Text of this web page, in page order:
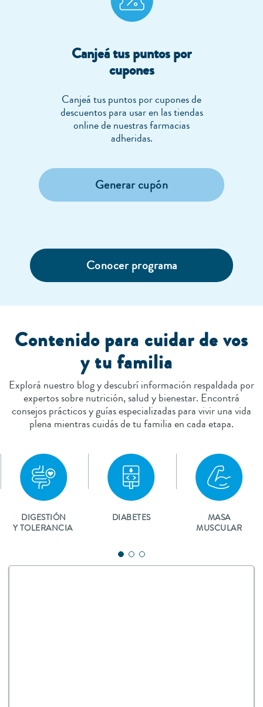
Canjeá tus puntos por
cupones
Canjeá tus puntos por cupones de
descuentos para usar en las tiendas
online de nuestras farmacias
adheridas.
Generar cupón
Conocer programa
Contenido para cuidar de vos
y tu familia
Explorá nuestro blog y descubrí información respaldada por
expertos sobre nutrición, salud y bienestar. Encontrá
consejos prácticos y guías especializadas para vivir una vida
plena mientras cuidás de tu familia en cada etapa.
DIGESTIÓN
Y TOLERANCIA
DIABETES
MASA
MUSCULAR